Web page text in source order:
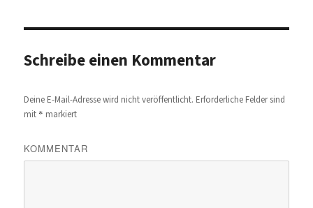
Schreibe einen Kommentar
Deine E-Mail-Adresse wird nicht veröffentlicht. Erforderliche Felder sind
mit * markiert
KOMMENTAR